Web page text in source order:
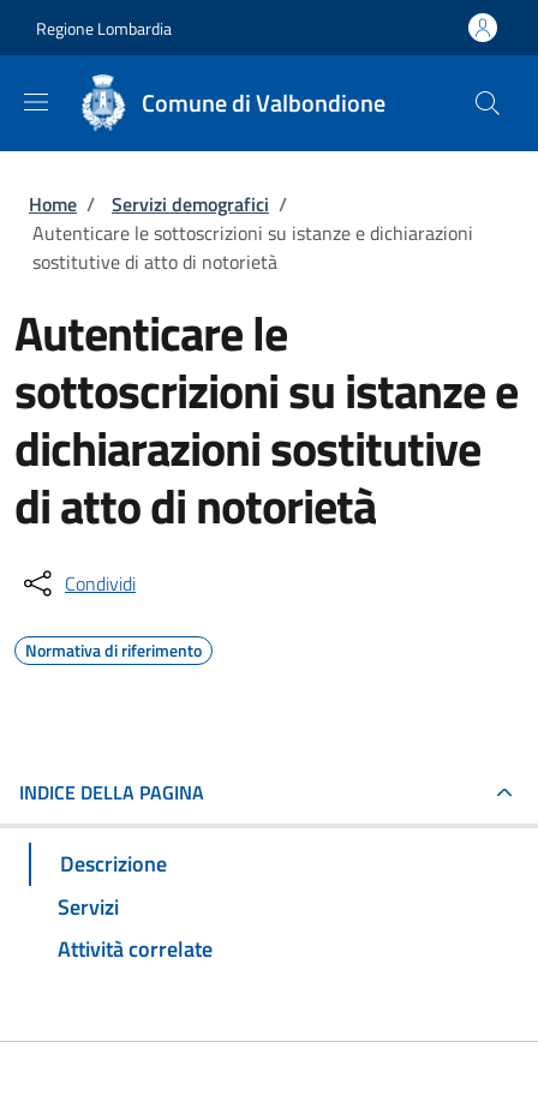
Regione Lombardia
Comune di Valbondione
Briciole di pane
Home / Servizi demografici /
Autenticare le sottoscrizioni su istanze e dichiarazioni
sostitutive di atto di notorietà
Autenticare le
sottoscrizioni su istanze e
dichiarazioni sostitutive
di atto di notorietà
Condividi
Normativa di riferimento
INDICE DELLA PAGINA
Descrizione
Servizi
Attività correlate